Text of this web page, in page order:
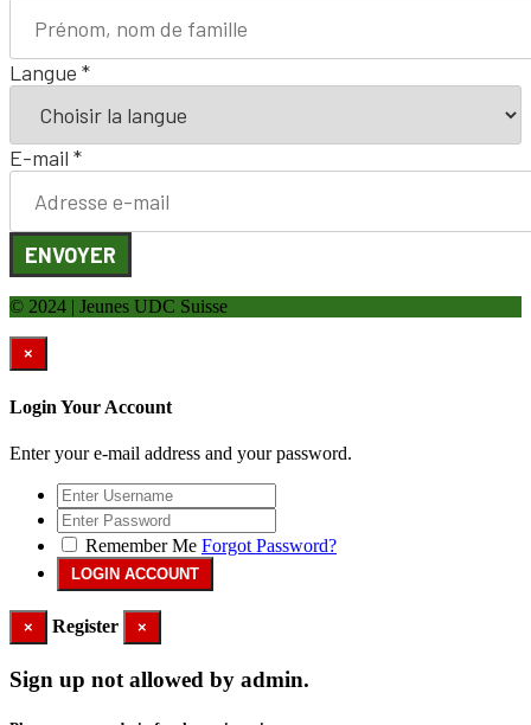
Langue *
E-mail *
ENVOYER
© 2024 | Jeunes UDC Suisse
×
Login Your Account
Enter your e-mail address and your password.
Remember Me Forgot Password?
× Register ×
Sign up not allowed by admin.